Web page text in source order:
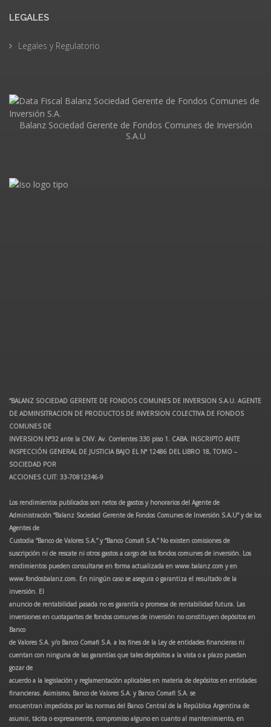
LEGALES
Legales y Regulatorio
Balanz Sociedad Gerente de Fondos Comunes de Inversión
S.A.U
“BALANZ SOCIEDAD GERENTE DE FONDOS COMUNES DE INVERSION S.A.U. AGENTE
DE ADMINSITRACION DE PRODUCTOS DE INVERSION COLECTIVA DE FONDOS
COMUNES DE
INVERSION N°32 ante la CNV. Av. Corrientes 330 piso 1. CABA. INSCRIPTO ANTE
INSPECCIÓN GENERAL DE JUSTICIA BAJO EL N° 12486 DEL LIBRO 18, TOMO –
SOCIEDAD POR
ACCIONES CUIT: 33-70812346-9
Los rendimientos publicados son netos de gastos y honorarios del Agente de
Administración “Balanz Sociedad Gerente de Fondos Comunes de Inversión S.A.U” y de los
Agentes de
Custodia “Banco de Valores S.A.” y “Banco Comafi S.A.” No existen comisiones de
suscripción ni de rescate ni otros gastos a cargo de los fondos comunes de inversión. Los
rendimientos pueden consultarse en forma actualizada en www.balanz.com y en
www.fondosbalanz.com. En ningún caso se asegura o garantiza el resultado de la
inversión. El
anuncio de rentabilidad pasada no es garantía o promesa de rentabilidad futura. Las
inversiones en cuotapartes de fondos comunes de inversión no constituyen depósitos en
Banco
de Valores S.A. y/o Banco Comafi S.A. a los fines de la Ley de entidades financieras ni
cuentan con ninguna de las garantías que tales depósitos a la vista o a plazo puedan
gozar de
acuerdo a la legislación y reglamentación aplicables en materia de depósitos en entidades
financieras. Asimismo, Banco de Valores S.A. y Banco Comafi S.A. se
encuentran impedidos por las normas del Banco Central de la República Argentina de
asumir, tácita o expresamente, compromiso alguno en cuanto al mantenimiento, en